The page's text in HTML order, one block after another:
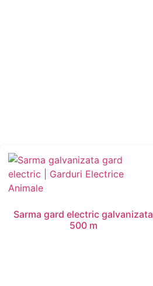
Sarma gard electric galvanizata
500 m